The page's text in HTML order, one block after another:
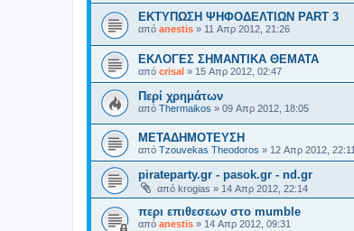
ΕΚΤΥΠΩΣΗ ΨΗΦΟΔΕΛΤΙΩΝ PART 3
από anestis » 11 Απρ 2012, 21:26
ΕΚΛΟΓΕΣ ΣΗΜΑΝΤΙΚΑ ΘΕΜΑΤΑ
από crisal » 15 Απρ 2012, 02:47
Περί χρημάτων
από Thermaikos » 09 Απρ 2012, 18:05
ΜΕΤΑΔΗΜΟΤΕΥΣΗ
από Tzouvekas Theodoros » 12 Απρ 2012, 22:11
pirateparty.gr - pasok.gr - nd.gr
από krogias » 14 Απρ 2012, 22:14
περι επιθεσεων στο mumble
από anestis » 14 Απρ 2012, 09:31